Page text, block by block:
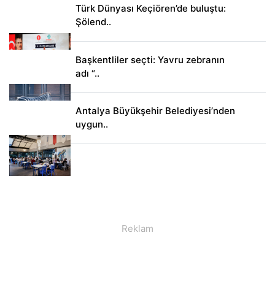
Türk Dünyası Keçiören’de buluştu:
Şölend..
Başkentliler seçti: Yavru zebranın
adı “..
Antalya Büyükşehir Belediyesi’nden
uygun..